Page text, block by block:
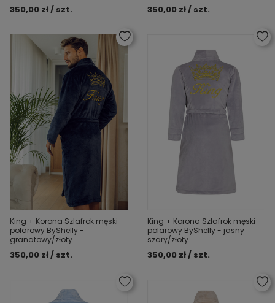
350,00 zł / szt. 350,00 zł / szt.
King + Korona Szlafrok męski
polarowy ByShelly -
granatowy/złoty
350,00 zł / szt.
King + Korona Szlafrok męski
polarowy ByShelly - jasny
szary/złoty
350,00 zł / szt.